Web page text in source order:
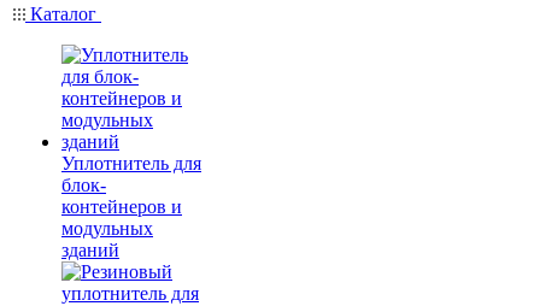
Каталог
Уплотнитель для
блок-
контейнеров и
модульных
зданий